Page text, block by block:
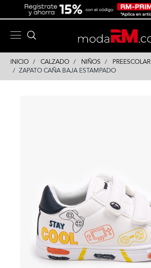
INICIO CALZADO NIÑOS PREESCOLAR
ZAPATO CAÑA BAJA ESTAMPADO